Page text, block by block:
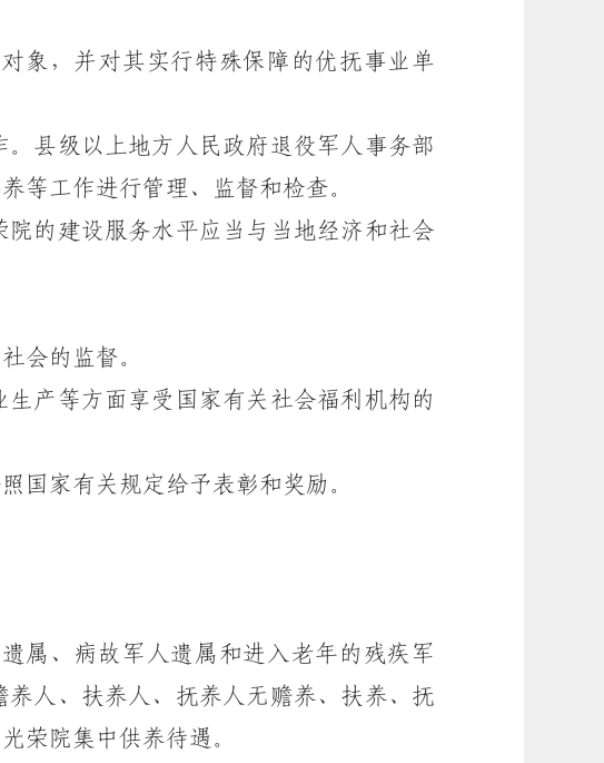
象，并对其实行特殊保障的优抚事业单
县级以上地方人民政府退役军人事务部
等工作进行管理、监督和检查。
的建设服务水平应当与当地经济和社会
会的监督。
产等方面享受国家有关社会福利机构的
国家有关规定给予表彰和奖励。
属、病故军人遗属和进入老年的残疾军
人、扶养人、抚养人无赡养、扶养、抚
荣院集中供养待遇。